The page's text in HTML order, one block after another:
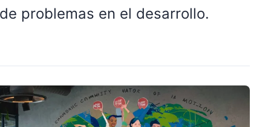
problemas en el desarrollo.